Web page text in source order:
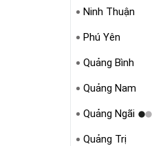
Ninh Thuận
Phú Yên
Quảng Bình
Quảng Nam
Quảng Ngãi
Quảng Trị